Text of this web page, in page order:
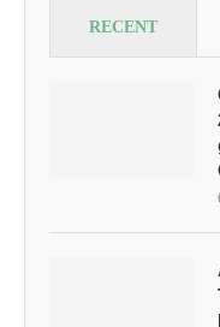
RECENT